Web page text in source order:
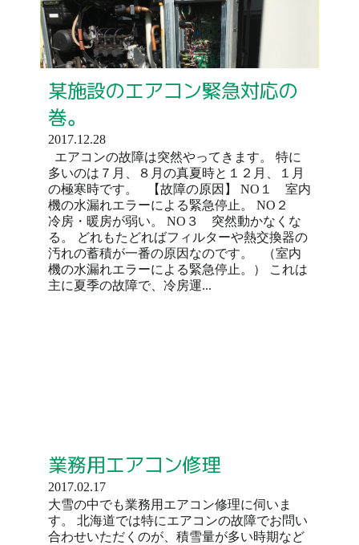
某施設のエアコン緊急対応の
巻。
2017.12.28
エアコンの故障は突然やってきます。 特に
多いのは７月、８月の真夏時と１２月、１月
の極寒時です。 【故障の原因】 NO１ 室内
機の水漏れエラーによる緊急停止。 NO２
冷房・暖房が弱い。 NO３ 突然動かなくな
る。 どれもたどればフィルターや熱交換器の
汚れの蓄積が一番の原因なのです。 （室内
機の水漏れエラーによる緊急停止。） これは
主に夏季の故障で、冷房運...
業務用エアコン修理
2017.02.17
大雪の中でも業務用エアコン修理に伺いま
す。 北海道では特にエアコンの故障でお問い
合わせいただくのが、積雪量が多い時期など